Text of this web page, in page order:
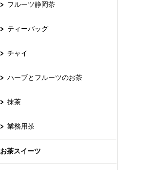
フルーツ静岡茶
ティーバッグ
チャイ
ハーブとフルーツのお茶
抹茶
業務用茶
お茶スイーツ